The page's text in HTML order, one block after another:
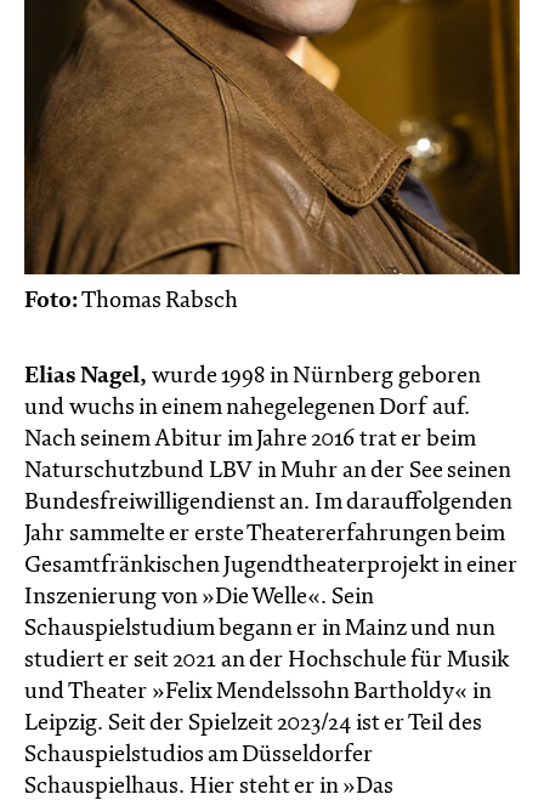
Foto:Thomas Rabsch
Elias Nagel, wurde 1998 in Nürnberg geboren
und wuchs in einem nahegelegenen Dorf auf.
Nach seinem Abitur im Jahre 2016 trat er beim
Naturschutzbund LBV in Muhr an der See seinen
Bundesfreiwilligendienst an. Im darauffolgenden
Jahr sammelte er erste Theatererfahrungen beim
Gesamtfränkischen Jugendtheaterprojekt in einer
Inszenierung von »Die Welle«. Sein
Schauspielstudium begann er in Mainz und nun
studiert er seit 2021 an der Hochschule für Musik
und Theater »Felix Mendelssohn Bartholdy« in
Leipzig. Seit der Spielzeit 2023/24 ist er Teil des
Schauspielstudios am Düsseldorfer
Schauspielhaus. Hier steht er in »Das